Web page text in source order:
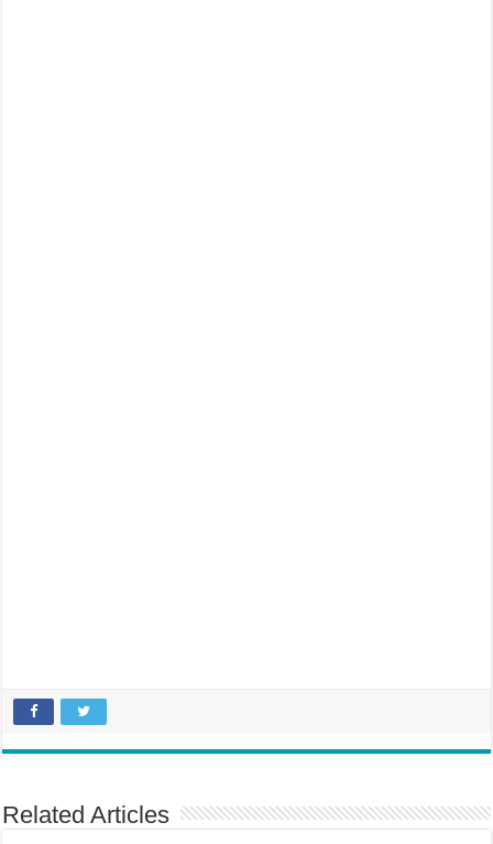
Related Articles